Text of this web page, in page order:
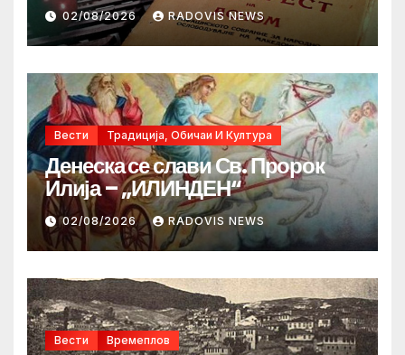
02/08/2026 RADOVIS NEWS
Вести Традиција, Обичаи И Култура
Денеска се слави Св. Пророк
Илија – „ИЛИНДЕН“
02/08/2026 RADOVIS NEWS
Вести Времеплов